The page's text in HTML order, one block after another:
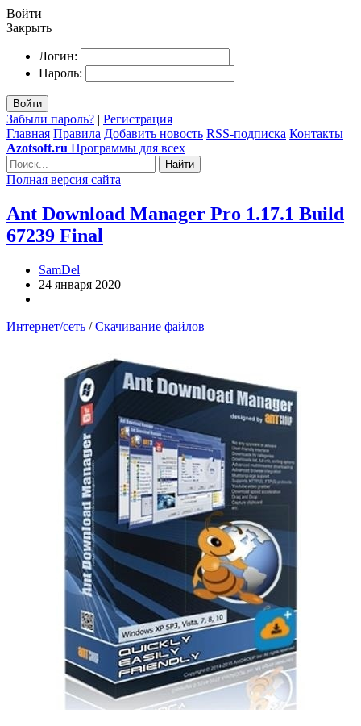
Войти
Закрыть
Логин:
Пароль:
Войти
Забыли пароль? | Регистрация
Главная Правила Добавить новость RSS-подписка Контакты
Azotsoft.ru Программы для всех
Найти
Полная версия сайта
Ant Download Manager Pro 1.17.1 Build
67239 Final
SamDel
24 января 2020
Интернет/сеть /Скачивание файлов